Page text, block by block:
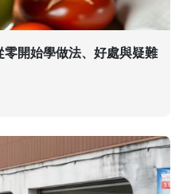
開始學做法、好處與疑難